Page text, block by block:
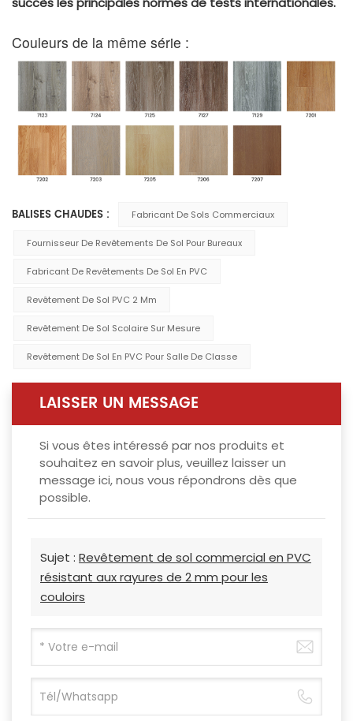
Couleurs de la même série :
BALISES CHAUDES : Fabricant De Sols Commerciaux
Fournisseur De Revêtements De Sol Pour Bureaux
Fabricant De Revêtements De Sol En PVC
Revêtement De Sol PVC 2 Mm
Revêtement De Sol Scolaire Sur Mesure
Revêtement De Sol En PVC Pour Salle De Classe
LAISSER UN MESSAGE
Si vous êtes intéressé par nos produits et
souhaitez en savoir plus, veuillez laisser un
message ici, nous vous répondrons dès que
possible.
Sujet : Revêtement de sol commercial en PVC
résistant aux rayures de 2 mm pour les
couloirs